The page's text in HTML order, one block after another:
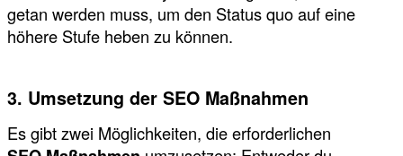
getan werden muss, um den Status quo auf eine
höhere Stufe heben zu können.
3. Umsetzung der SEO Maßnahmen
Es gibt zwei Möglichkeiten, die erforderlichen